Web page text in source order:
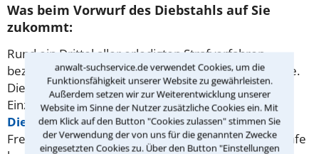
anwalt-suchservice.de verwendet Cookies, um die
Funktionsfähigkeit unserer Website zu gewährleisten.
Außerdem setzen wir zur Weiterentwicklung unserer
Website im Sinne der Nutzer zusätzliche Cookies ein. Mit
dem Klick auf den Button "Cookies zulassen" stimmen Sie
der Verwendung der von uns für die genannten Zwecke
eingesetzten Cookies zu. Über den Button "Einstellungen
Was beim Vorwurf des Diebstahls auf Sie
zukommt:
Rund ein Drittel aller erledigten Strafverfahren
beziehen sich auf Eigentums- und Vermögensdelikte.
Die Konsequenzen für den Täter sind dabei je nach
Einzelfall höchst unterschiedlich. Der einfache
Diebstahlist nach deutschem Strafrecht mit einer
Freiheitsstrafe von bis zu 5 Jahren oder mit Geldstrafe